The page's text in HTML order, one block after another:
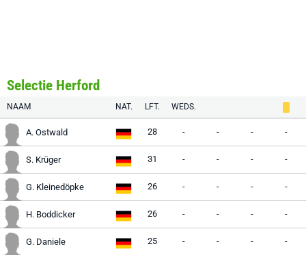
Selectie Herford
NAAM NAT. LFT. WEDS.
A. Ostwald 28 - - - -
S. Krüger 31 - - - -
G. Kleinedöpke 26 - - - -
H. Boddicker 26 - - - -
G. Daniele 25 - - - -